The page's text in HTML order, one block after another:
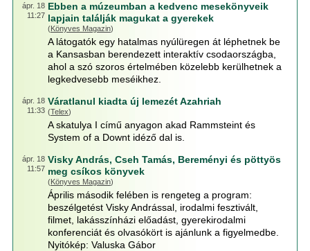
ápr. 18
11:27
Ebben a múzeumban a kedvenc mesekönyveik
lapjain találják magukat a gyerekek
(Könyves Magazin)
A látogatók egy hatalmas nyúlüregen át léphetnek be
a Kansasban berendezett interaktív csodaországba,
ahol a szó szoros értelmében közelebb kerülhetnek a
legkedvesebb meséikhez.
ápr. 18
11:33
Váratlanul kiadta új lemezét Azahriah
(Telex)
A skatulya I című anyagon akad Rammsteint és
System of a Downt idéző dal is.
ápr. 18
11:57
Visky András, Cseh Tamás, Bereményi és pöttyös
meg csíkos könyvek
(Könyves Magazin)
Április második felében is rengeteg a program:
beszélgetést Visky Andrással, irodalmi fesztivált,
filmet, lakásszínházi előadást, gyerekirodalmi
konferenciát és olvasókört is ajánlunk a figyelmedbe.
Nyitókép: Valuska Gábor